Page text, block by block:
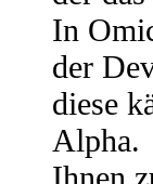
In
der
diese
Alpha.